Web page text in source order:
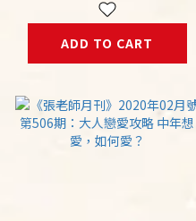
ADD TO CART